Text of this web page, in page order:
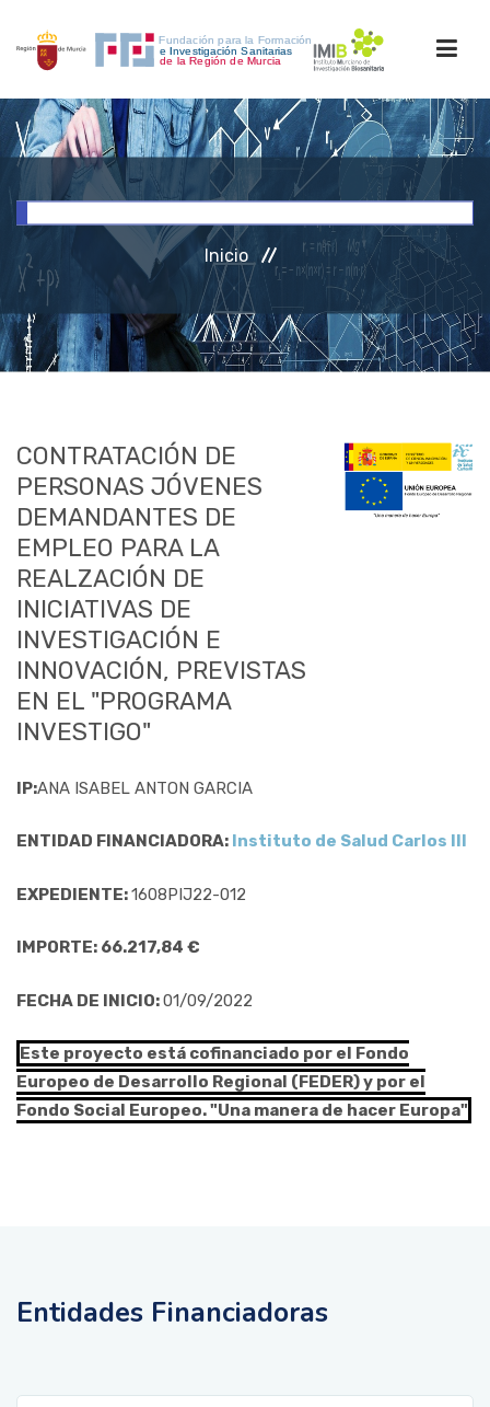
INICIO
INVESTIGACIÓN
RRHH
ACCESO PERSONAL
Inicio
CONTRATACIÓN DE
PERSONAS JÓVENES
DEMANDANTES DE
EMPLEO PARA LA
REALZACIÓN DE
INICIATIVAS DE
INVESTIGACIÓN E
INNOVACIÓN, PREVISTAS
EN EL "PROGRAMA
INVESTIGO"
IP:ANA ISABEL ANTON GARCIA
ENTIDAD FINANCIADORA: Instituto de Salud Carlos III
EXPEDIENTE:1608PIJ22-012
IMPORTE: 66.217,84 €
FECHA DE INICIO:01/09/2022
Este proyecto está cofinanciado por el Fondo
Europeo de Desarrollo Regional (FEDER) y por el
Fondo Social Europeo. "Una manera de hacer Europa"
Entidades Financiadoras